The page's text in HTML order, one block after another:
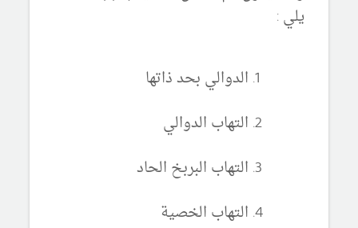
يلي :
الدوالي بحد ذاتها
التهاب الدوالي
التهاب البربخ الحاد
التهاب الخصية